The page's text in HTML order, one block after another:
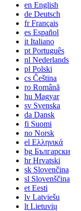
en English
de Deutsch
frFrançais
es Español
it Italiano
pt Português
nl Nederlands
pl Polski
cs Čeština
ro Română
hu Magyar
sv Svenska
da Dansk
fi Suomi
no Norsk
el Ελληνικά
bg Български
hrHrvatski
sk Slovenčina
sl Slovenščina
et Eesti
lv Latviešu
lt Lietuvių